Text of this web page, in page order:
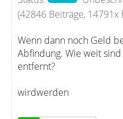
(42846 Beiträge, 14791x
Wenn dann noch Geld
Abfindung. Wie weit
entfernt?
wirdwerden